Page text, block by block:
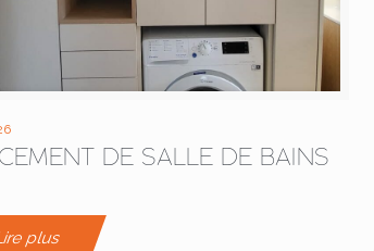
DE SALLE DE BAINS
plus